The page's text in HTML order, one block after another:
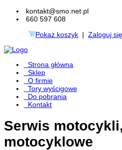
kontakt@smo.net.pl
660 597 608
Pokaż koszyk | Zaloguj się
Strona główna
Sklep
O firmie
Tory wyścigowe
Do pobrania
Kontakt
Serwis
motocyklowe